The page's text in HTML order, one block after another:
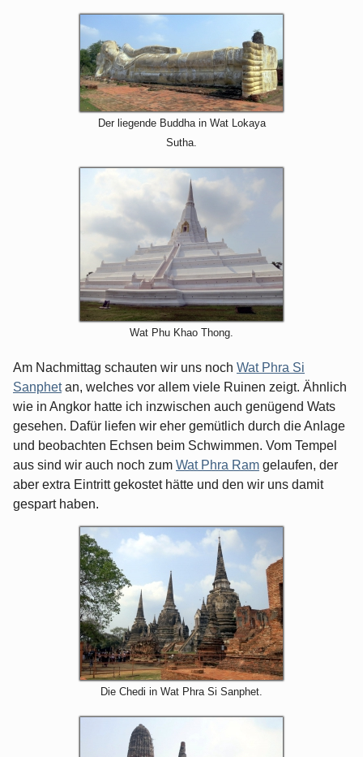
Der liegende Buddha in Wat Lokaya
Sutha.
Wat Phu Khao Thong.
Am Nachmittag schauten wir uns noch Wat Phra Si
Sanphetan, welches vor allem viele Ruinen zeigt. Ähnlich
wie in Angkor hatte ich inzwischen auch genügend Wats
gesehen. Dafür liefen wir eher gemütlich durch die Anlage
und beobachten Echsen beim Schwimmen. Vom Tempel
aus sind wir auch noch zum Wat Phra Ram gelaufen, der
aber extra Eintritt gekostet hätte und den wir uns damit
gespart haben.
Die Chedi in Wat Phra Si Sanphet.